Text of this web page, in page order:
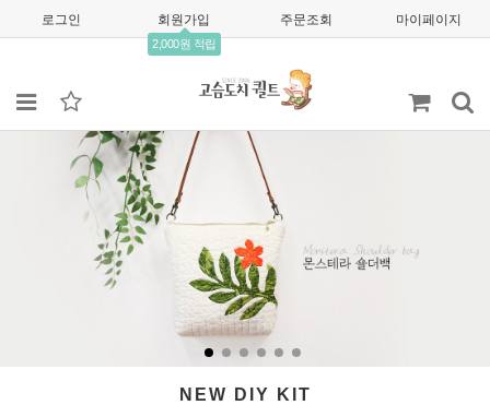
로그인 회원가입
2,000원 적립
주문조회 마이페이지
NEW DIY KIT